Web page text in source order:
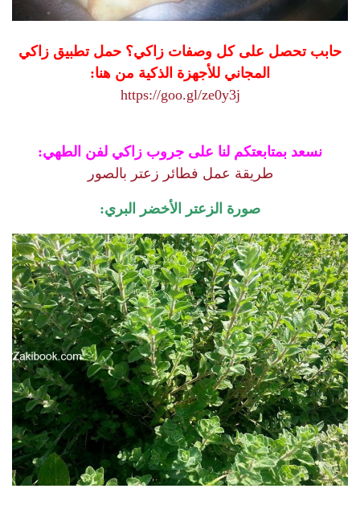
حابب تحصل على كل وصفات زاكي؟ حمل تطبيق زاكي
المجاني للأجهزة الذكية من هنا:
https://goo.gl/ze0y3j
نسعد بمتابعتكم لنا على جروب زاكي لفن الطهي:
طريقة عمل فطائر زعتر بالصور
صورة الزعتر الأخضر البري: